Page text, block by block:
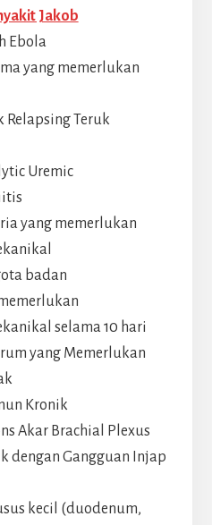
Jakob
Ebola
yang memerlukan
Teruk
Uremic
yang memerlukan
badan
selama 10 hari
yang Memerlukan
Kronik
Akar Brachial Plexus
dengan Gangguan Injap
kecil (duodenum,